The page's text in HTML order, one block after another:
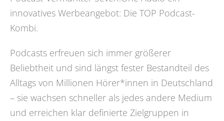
innovatives Werbeangebot: Die TOP Podcast-
Kombi.
Podcasts erfreuen sich immer größerer
Beliebtheit und sind längst fester Bestandteil des
Alltags von Millionen Hörer*innen in Deutschland
– sie wachsen schneller als jedes andere Medium
und erreichen klar definierte Zielgruppen in